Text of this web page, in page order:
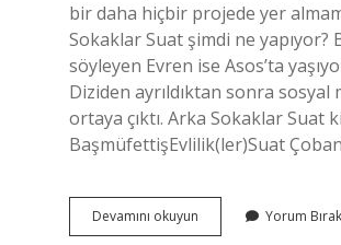
bir daha hiçbir projede yer
Sokaklar Suat şimdi ne
söyleyen Evren ise Asos’ta
Diziden ayrıldıktan sonra
ortaya çıktı. Arka Sokaklar
BaşmüfettişEvlilik(ler)Suat
Devamını okuyun
Sokaklar
Yorum Bırak